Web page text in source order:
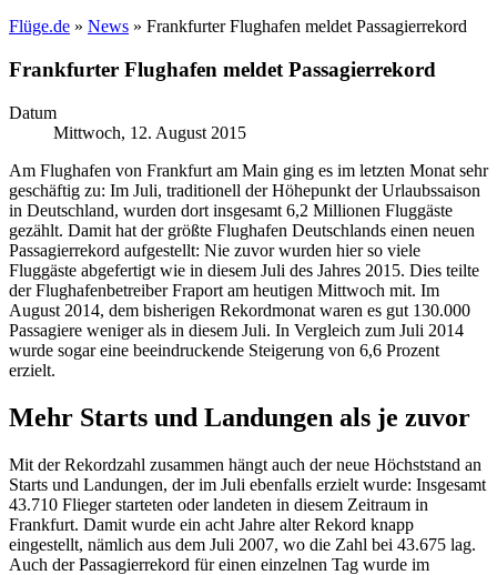
Flüge.de » News » Frankfurter Flughafen meldet Passagierrekord
Frankfurter Flughafen meldet Passagierrekord
Datum
Mittwoch, 12. August 2015
Am Flughafen von Frankfurt am Main ging es im letzten Monat sehr
geschäftig zu: Im Juli, traditionell der Höhepunkt der Urlaubssaison
in Deutschland, wurden dort insgesamt 6,2 Millionen Fluggäste
gezählt. Damit hat der größte Flughafen Deutschlands einen neuen
Passagierrekord aufgestellt: Nie zuvor wurden hier so viele
Fluggäste abgefertigt wie in diesem Juli des Jahres 2015. Dies teilte
der Flughafenbetreiber Fraport am heutigen Mittwoch mit. Im
August 2014, dem bisherigen Rekordmonat waren es gut 130.000
Passagiere weniger als in diesem Juli. In Vergleich zum Juli 2014
wurde sogar eine beeindruckende Steigerung von 6,6 Prozent
erzielt.
Mehr Starts und Landungen als je zuvor
Mit der Rekordzahl zusammen hängt auch der neue Höchststand an
Starts und Landungen, der im Juli ebenfalls erzielt wurde: Insgesamt
43.710 Flieger starteten oder landeten in diesem Zeitraum in
Frankfurt. Damit wurde ein acht Jahre alter Rekord knapp
eingestellt, nämlich aus dem Juli 2007, wo die Zahl bei 43.675 lag.
Auch der Passagierrekord für einen einzelnen Tag wurde im